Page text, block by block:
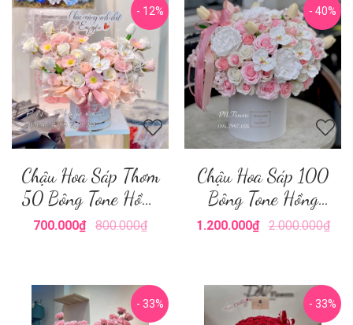
- 12%
Chậu Hoa Sáp Thơm
50 Bông Tone Hồng
Mix Lan
700.000₫ 800.000₫
- 40%
Chậu Hoa Sáp 100
Bông Tone Hồng
Mix Lan
1.200.000₫ 2.000.000₫
- 33% - 33%